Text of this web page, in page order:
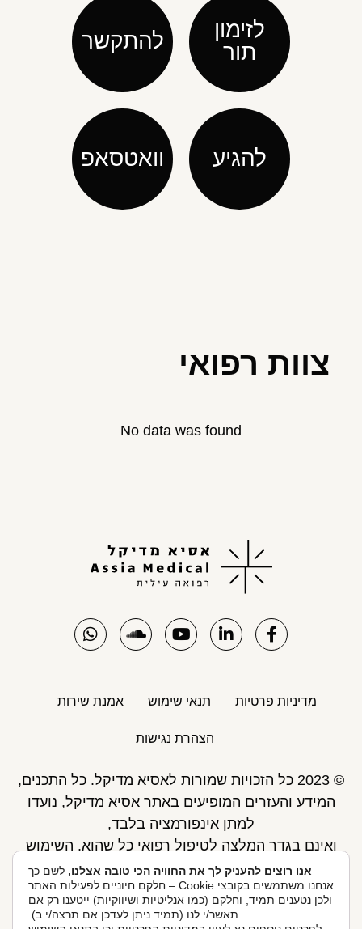
לזימון
תור
להתקשר
להגיע וואטסאפ
צוות רפואי
No data was found
מדיניות פרטיות תנאי שימוש אמנת שירות
הצהרת נגישות
© 2023 כל הזכויות שמורות לאסיא מדיקל. כל התכנים,
המידע והעזרים המופיעים באתר אסיא מדיקל, נועדו
למתן אינפורמציה בלבד,
ואינם בגדר המלצה לטיפול רפואי כל שהוא. השימוש
באתר כפוף לתנאי השימוש ואינו מחליף את אחריות
הגולש לקבלת ייעוץ ע"י רופא.
פיתוח אתר: Skymaster
אנו רוצים להעניק לך את החוויה הכי טובה אצלנו, לשם כך
אנחנו משתמשים בקובצי Cookie – חלקם חיוניים לפעילות האתר
ולכן נטענים תמיד, וחלקם (כמו אנליטיות ושיווקיות) ייטענו רק אם
תאשר/י לנו (תמיד ניתן לעדכן אם תרצה/י ב).